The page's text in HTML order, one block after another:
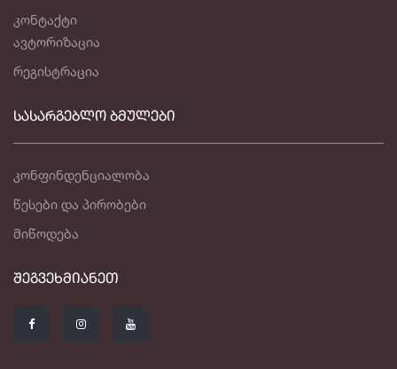
კონტაქტი
ავტორიზაცია
რეგისტრაცია
ᲡᲐᲡᲐᲠᲒᲔᲑᲚᲝ ᲑᲛᲣᲚᲔᲑᲘ
კონფინდენციალობა
წესები და პირობები
მიწოდება
ᲨᲔᲒᲕᲔᲮᲛᲘᲐᲜᲔᲗ